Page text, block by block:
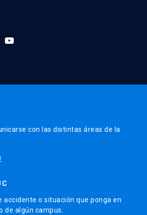
con las distintas áreas de la
accidente o situación que ponga en
de algún campus.